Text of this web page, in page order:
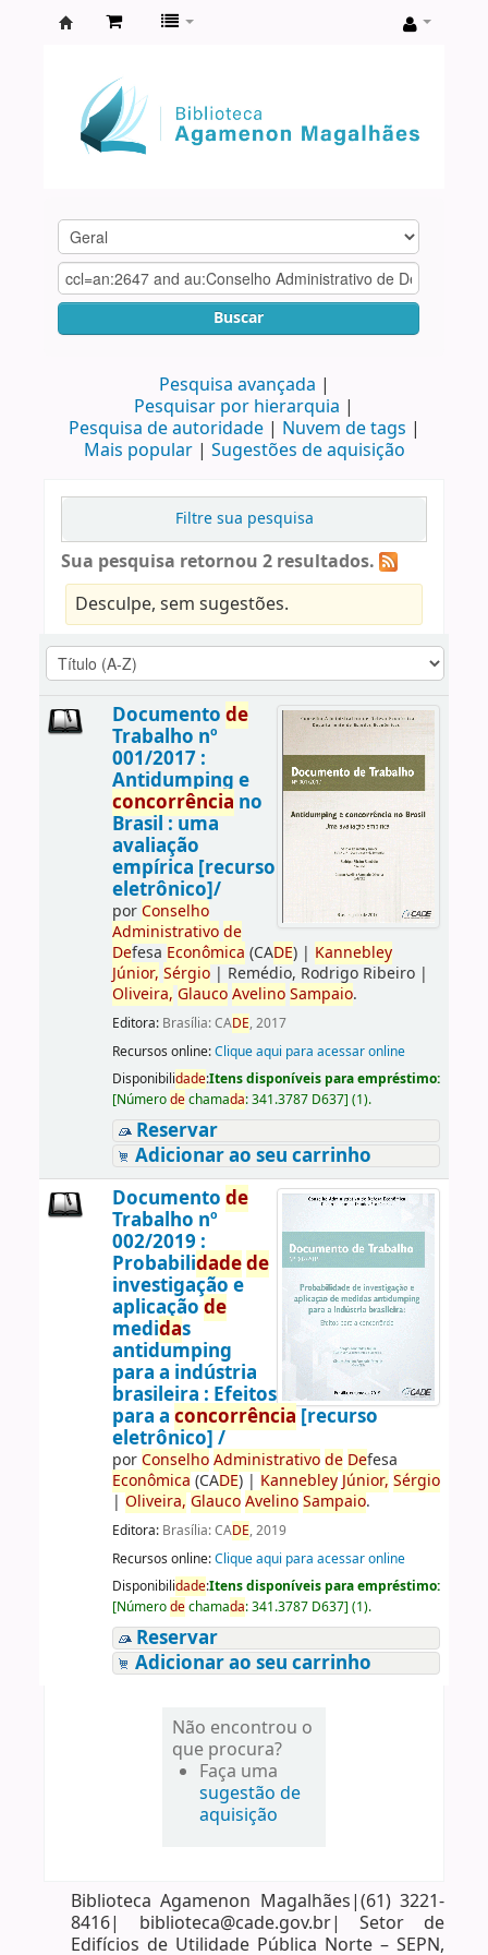
Agamenon
Magalhães
Buscar
Pesquisa avançada
Pesquisar por hierarquia
Pesquisa de autoridade
Nuvem de tags
Mais popular
Sugestões de aquisição
Filtre sua pesquisa
Sua pesquisa retornou 2 resultados.
Desculpe, sem sugestões.
Documento de
Trabalho nº
001/2017 :
Antidumping e
concorrência no
Brasil : uma
avaliação
empírica [recurso
eletrônico]/
porConselho
Administrativo de
Defesa Econômica (CADE)| Kannebley
Júnior, Sérgio| Remédio, Rodrigo Ribeiro|
Oliveira, Glauco Avelino Sampaio.
Editora: Brasília: CADE, 2017
Recursos online:Clique aqui para acessar online
Disponibilidade:Itens disponíveis para empréstimo:
[Númerodechamada:341.3787 D637] (1).
Reservar
Adicionar ao seu carrinho
Documento de
Trabalho nº
002/2019 :
Probabilidadede
investigação e
aplicação de
medidas
antidumping
para a indústria
brasileira : Efeitos
para a concorrência [recurso
eletrônico] /
porConselho Administrativo de Defesa
Econômica (CADE)| Kannebley Júnior, Sérgio
| Oliveira, Glauco Avelino Sampaio.
Editora: Brasília: CADE, 2019
Recursos online:Clique aqui para acessar online
Disponibilidade:Itens disponíveis para empréstimo:
[Númerodechamada:341.3787 D637] (1).
Reservar
Adicionar ao seu carrinho
Não encontrou o
que procura?
Faça uma
sugestão de
aquisição
Biblioteca Agamenon Magalhães|(61) 3221-
8416| biblioteca@cade.gov.br| Setor de
Edifícios de Utilidade Pública Norte – SEPN,